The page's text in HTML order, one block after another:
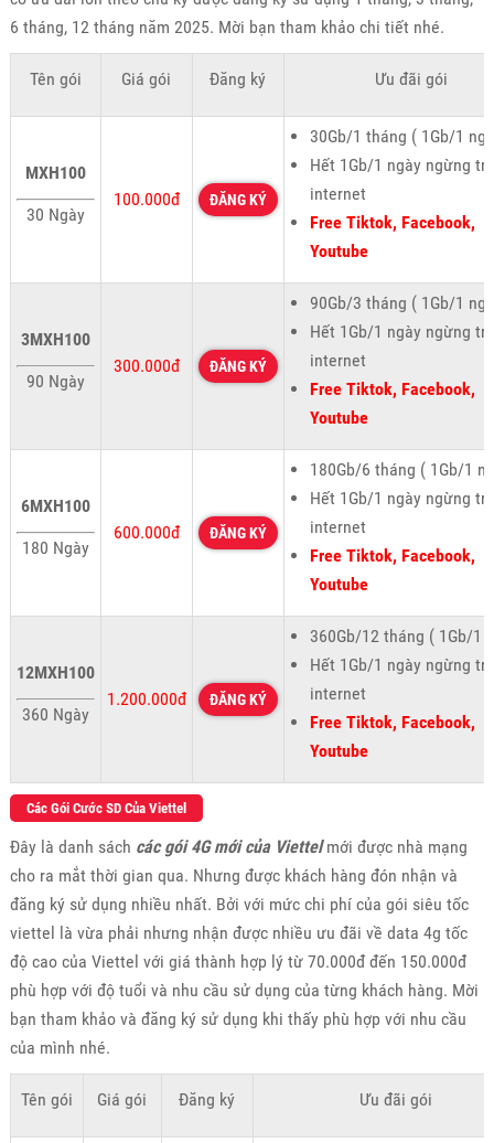
6 tháng, 12 tháng năm 2025. Mời bạn tham khảo chi tiết nhé.
Tên gói Giá gói Đăng ký Ưu đãi gói
MXH100
30 Ngày
100.000đ ĐĂNG KÝ
30Gb/1 tháng ( 1Gb/1
Hết 1Gb/1 ngày ngừng
internet
Free Tiktok, Facebook,
Youtube
3MXH100
90 Ngày
300.000đ ĐĂNG KÝ
90Gb/3 tháng ( 1Gb/1
Hết 1Gb/1 ngày ngừng
internet
Free Tiktok, Facebook,
Youtube
6MXH100
180 Ngày
600.000đ ĐĂNG KÝ
180Gb/6 tháng ( 1Gb/1
Hết 1Gb/1 ngày ngừng
internet
Free Tiktok, Facebook,
Youtube
12MXH100
360 Ngày
1.200.000đ ĐĂNG KÝ
360Gb/12 tháng ( 1Gb/1
Hết 1Gb/1 ngày ngừng
internet
Free Tiktok, Facebook,
Youtube
Các Gói Cước SD Của Viettel
Đây là danh sách các gói 4G mới của Viettelmới được nhà mạng
cho ra mắt thời gian qua. Nhưng được khách hàng đón nhận và
đăng ký sử dụng nhiều nhất. Bởi với mức chi phí của gói siêu tốc
viettel là vừa phải nhưng nhận được nhiều ưu đãi về data 4g tốc
độ cao của Viettel với giá thành hợp lý từ 70.000đ đến 150.000đ
phù hợp với độ tuổi và nhu cầu sử dụng của từng khách hàng. Mời
bạn tham khảo và đăng ký sử dụng khi thấy phù hợp với nhu cầu
của mình nhé.
Tên gói Giá gói Đăng ký Ưu đãi gói